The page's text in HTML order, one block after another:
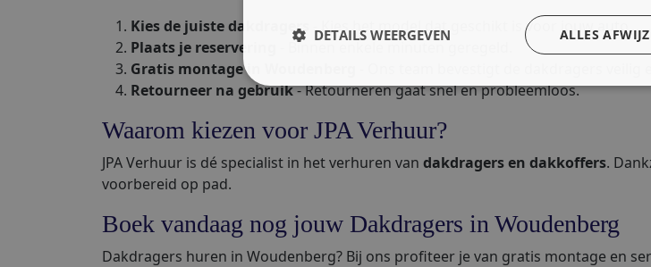
Kies de juiste dakdragers - Kies het model dat geschikt is voor jouw auto.
Plaats je reservering
- Binnen enkele minuten geregeld.
Gratis montage in Woudenberg
Retourneer na gebruik- Retourneren gaat snel en probleemloos.
Waarom kiezen voor JPA Verhuur?
JPA Verhuur is dé specialist in het verhuren van dakdragers en dakkoffers.
voorbereid op pad.
Boek vandaag nog jouw Dakdragers in Woudenberg
Dakdragers huren in Woudenberg? Bij ons profiteer je van gratis montage en
ALLES
DETAILS WEERGEVEN